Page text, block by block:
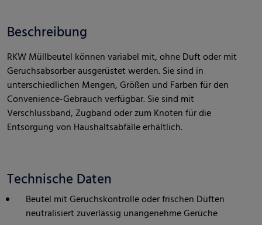
Beschreibung
RKW Müllbeutel können variabel mit, ohne Duft oder mit
Geruchsabsorber ausgerüstet werden. Sie sind in
unterschiedlichen Mengen, Größen und Farben für den
Convenience-Gebrauch verfügbar. Sie sind mit
Verschlussband, Zugband oder zum Knoten für die
Entsorgung von Haushaltsabfälle erhältlich.
Technische Daten
Beutel mit Geruchskontrolle oder frischen Düften
neutralisiert zuverlässig unangenehme Gerüche